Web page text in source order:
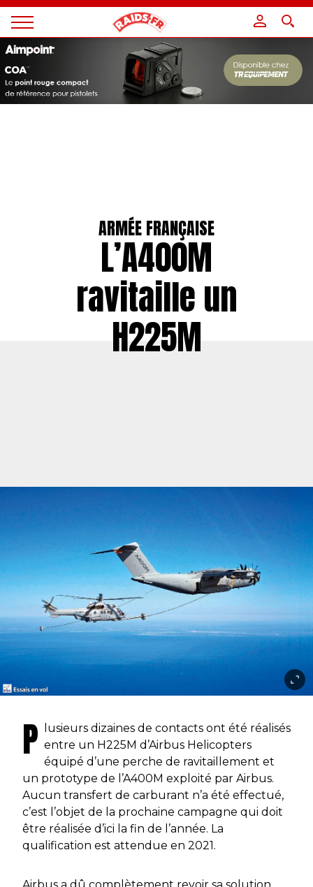
Magazine
Raids
ARMÉE FRANÇAISE
L’A400M
ravitaille un
H225M
P
lusieurs dizaines de contacts ont été réalisés
entre un H225M d’Airbus Helicopters
équipé d’une perche de ravitaillement et
un prototype de l’A400M exploité par Airbus.
Aucun transfert de carburant n’a été effectué,
c’est l’objet de la prochaine campagne qui doit
être réalisée d’ici la fin de l’année. La
qualification est attendue en 2021.
Panneau de gestion des cookies